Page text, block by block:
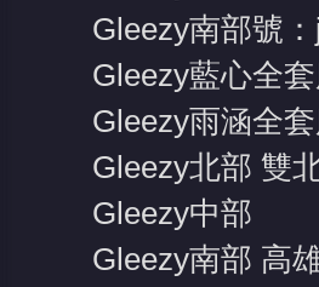
Gleezy南部號
Gleezy藍心全
Gleezy雨涵全
Gleezy北部 雙
Gleezy中部
Gleezy南部 高